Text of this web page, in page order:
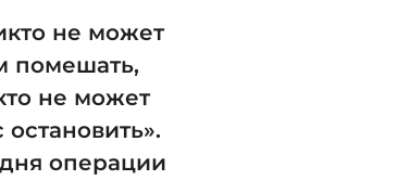
не может
помешать,
не может
остановить».
операции